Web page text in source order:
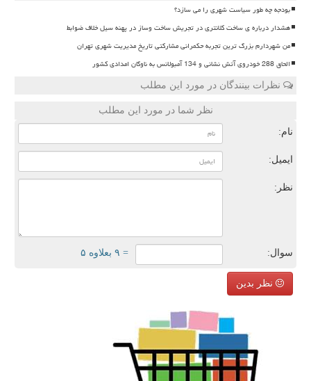
بودجه چه طور سیاست شهری را می سازد؟
هشدار درباره ی ساخت کلانتری در تجریش ساخت وساز در پهنه سیل خلاف ضوابط
من شهردارم بزرگ ترین تجربه حکمرانی مشارکتی تاریخ مدیریت شهری تهران
الحاق 288 خودروی آتش نشانی و 134 آمبولانس به ناوگان امدادی کشور
نظرات بینندگان در مورد این مطلب
نظر شما در مورد این مطلب
نام:
ایمیل:
نظر:
سوال: = ۹ بعلاوه ۵
نظر بدین